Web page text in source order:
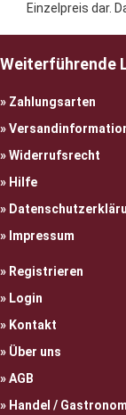
Einzelpreis dar.
Weiterführende
Zahlungsarten
Widerrufsrecht
Hilfe
Impressum
Registrieren
Login
Kontakt
Über uns
AGB
Handel /